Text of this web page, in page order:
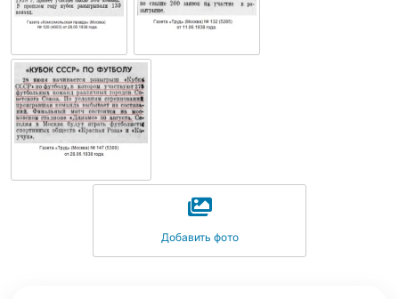
Добавить фото